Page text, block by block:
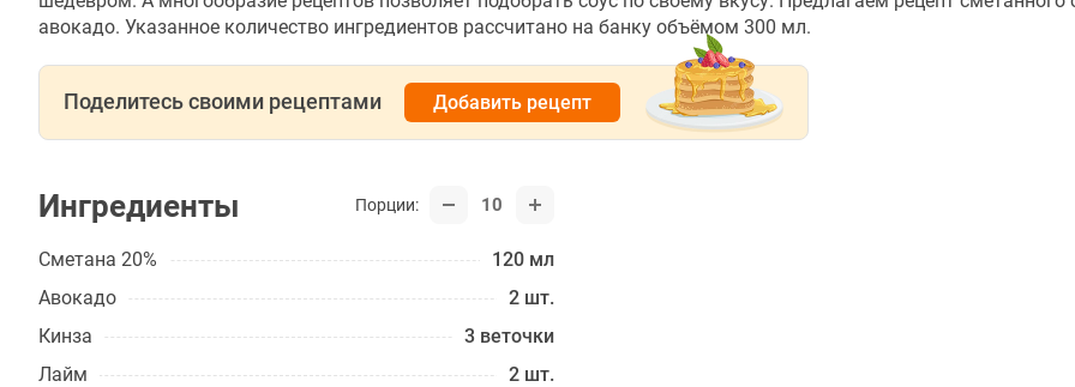
авокадо. Указанное количество ингредиентов рассчитано на банку объёмом 300 мл.
Поделитесь своими рецептами Добавить рецепт
Ингредиенты Порции: 10
Сметана 20%
120 мл
Авокадо
2 шт.
Кинза
3 веточки
Лайм
2 шт.